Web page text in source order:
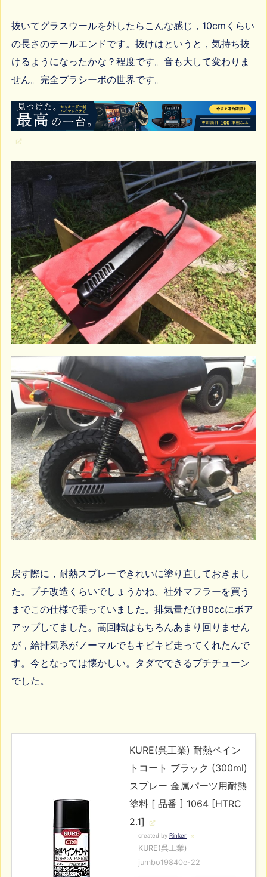
抜いてグラスウールを外したらこんな感じ，10cmくらい
の長さのテールエンドです。抜けはというと，気持ち抜
けるようになったかな？程度です。音も大して変わりま
せん。完全プラシーボの世界です。
戻す際に，耐熱スプレーできれいに塗り直しておきまし
た。プチ改造くらいでしょうかね。社外マフラーを買う
までこの仕様で乗っていました。排気量だけ80ccにボア
アップしてました。高回転はもちろんあまり回りません
が，給排気系がノーマルでもキビキビ走ってくれたんで
す。今となっては懐かしい。タダでできるプチチューン
でした。
KURE(呉工業) 耐熱ペイン
トコート ブラック (300ml)
スプレー 金属パーツ用耐熱
塗料 [ 品番 ] 1064 [HTRC
2.1]
created by Rinker
KURE(呉工業)
jumbo19840e-22